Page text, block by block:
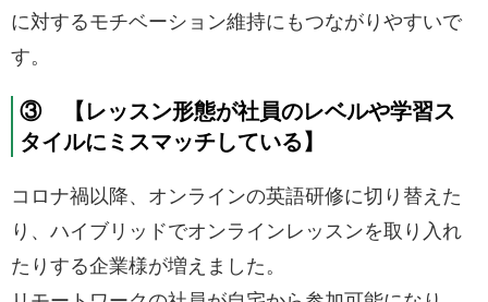
に対するモチベーション維持にもつながりやすいで
す。
③ 【レッスン形態が社員のレベルや学習ス
タイルにミスマッチしている】
コロナ禍以降、オンラインの英語研修に切り替えた
り、ハイブリッドでオンラインレッスンを取り入れ
たりする企業様が増えました。